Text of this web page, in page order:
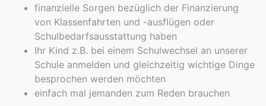
finanzielle Sorgen bezüglich der Finanzierung
von Klassenfahrten und -ausflügen oder
Schulbedarfsausstattung haben
Ihr Kind z.B. bei einem Schulwechsel an unserer
Schule anmelden und gleichzeitig wichtige Dinge
besprochen werden möchten
einfach mal jemanden zum Reden brauchen